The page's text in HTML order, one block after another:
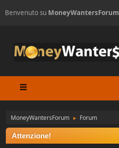
Benvenuto su MoneyWantersForum
MoneyWantersForum ► Forum
Attenzione!